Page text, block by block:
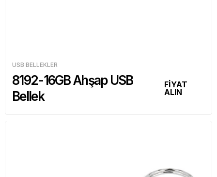
USB BELLEKLER
8192-16GB Ahşap USB
Bellek
FİYAT
ALIN